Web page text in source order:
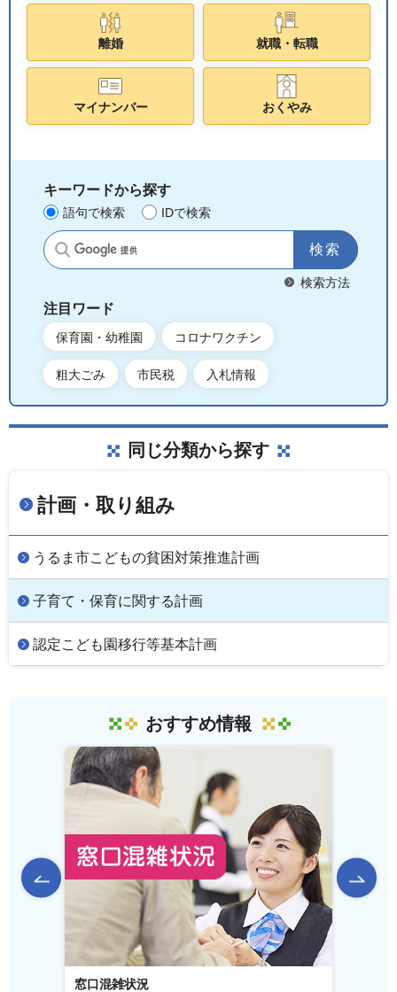
離婚 就職・転職
マイナンバー おくやみ
キーワードから探す
語句で検索 IDで検索
サイト内検索
検索方法
注目ワード
保育園・幼稚園 コロナワクチン
粗大ごみ 市民税 入札情報
同じ分類から探す
計画・取り組み
うるま市こどもの貧困対策推進計画
子育て・保育に関する計画
認定こども園移行等基本計画
おすすめ情報
前のスライドを表示
窓口混雑状況